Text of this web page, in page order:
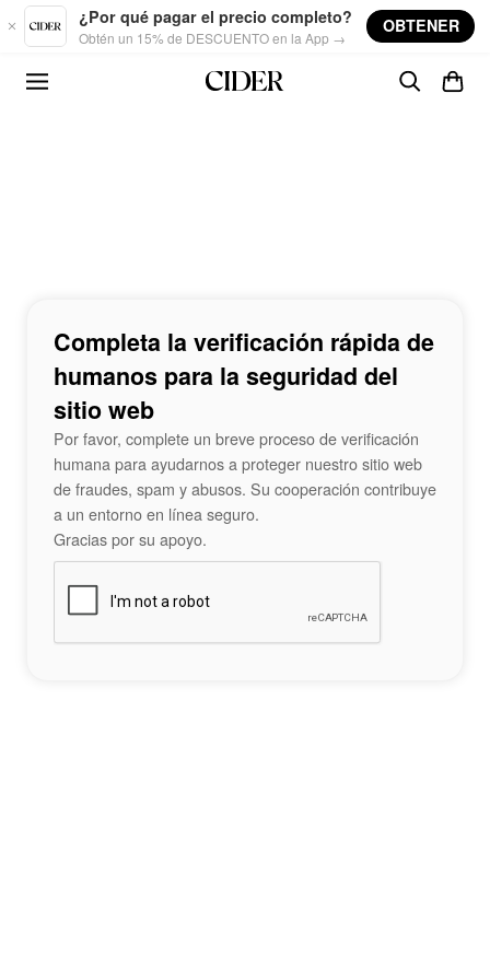
Skip to main content
¿Por qué pagar el precio completo?
Obtén un 15% de DESCUENTO en la App →
OBTENER
Completa la verificación rápida de
humanos para la seguridad del
sitio web
Por favor, complete un breve proceso de verificación
humana para ayudarnos a proteger nuestro sitio web
de fraudes, spam y abusos. Su cooperación contribuye
a un entorno en línea seguro.
Gracias por su apoyo.